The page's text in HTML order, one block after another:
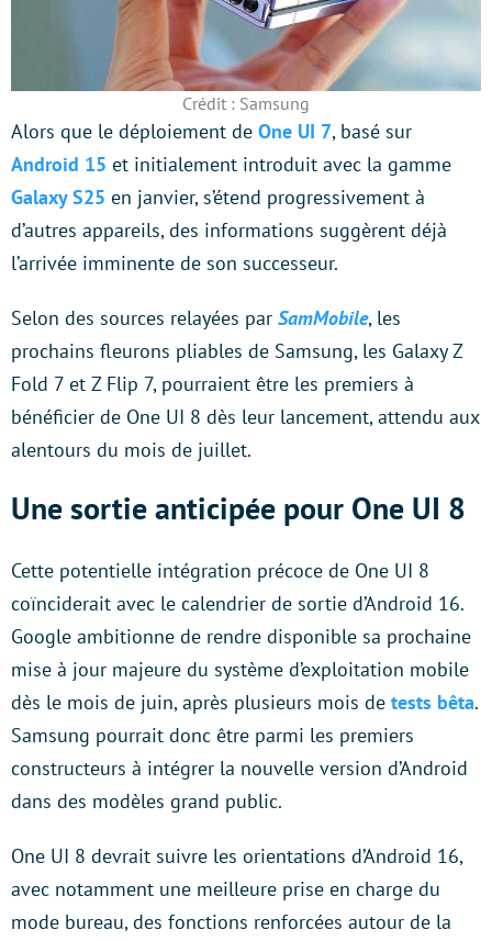
Crédit : Samsung
Alors que le déploiement de One UI 7, basé sur
Android 15 et initialement introduit avec la gamme
Galaxy S25 en janvier, s’étend progressivement à
d’autres appareils, des informations suggèrent déjà
l’arrivée imminente de son successeur.
Selon des sources relayées par SamMobile, les
prochains fleurons pliables de Samsung, les Galaxy Z
Fold 7 et Z Flip 7, pourraient être les premiers à
bénéficier de One UI 8 dès leur lancement, attendu aux
alentours du mois de juillet.
Une sortie anticipée pour One UI 8
Cette potentielle intégration précoce de One UI 8
coïnciderait avec le calendrier de sortie d’Android 16.
Google ambitionne de rendre disponible sa prochaine
mise à jour majeure du système d’exploitation mobile
dès le mois de juin, après plusieurs mois de tests bêta.
Samsung pourrait donc être parmi les premiers
constructeurs à intégrer la nouvelle version d’Android
dans des modèles grand public.
One UI 8 devrait suivre les orientations d’Android 16,
avec notamment une meilleure prise en charge du
mode bureau, des fonctions renforcées autour de la